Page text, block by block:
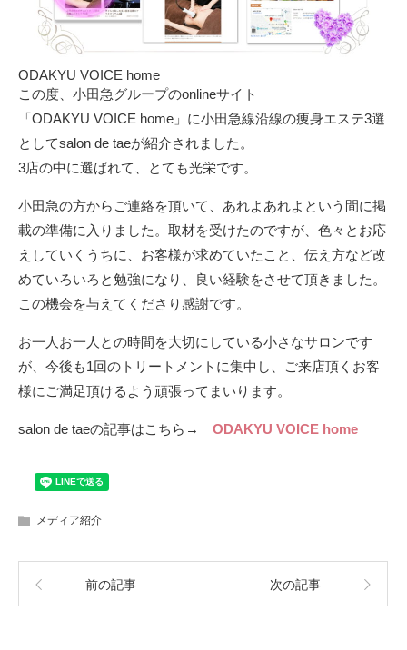
ODAKYU VOICE home
この度、小田急グループのonlineサイト
「ODAKYU VOICE home」に小田急線沿線の痩身エステ3選
としてsalon de taeが紹介されました。
3店の中に選ばれて、とても光栄です。
小田急の方からご連絡を頂いて、あれよあれよという間に掲
載の準備に入りました。取材を受けたのですが、色々とお応
えしていくうちに、お客様が求めていたこと、伝え方など改
めていろいろと勉強になり、良い経験をさせて頂きました。
この機会を与えてくださり感謝です。
お一人お一人との時間を大切にしている小さなサロンです
が、今後も1回のトリートメントに集中し、ご来店頂くお客
様にご満足頂けるよう頑張ってまいります。
salon de taeの記事はこちら→ ODAKYU VOICE home
メディア紹介
前の記事 次の記事